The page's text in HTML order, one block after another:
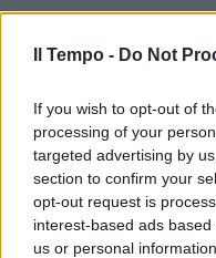
Il Tempo - Do Not
If you wish to opt-out of
processing of your
targeted advertising by
section to confirm your
opt-out request is
interest-based ads
us or personal
In evidenza